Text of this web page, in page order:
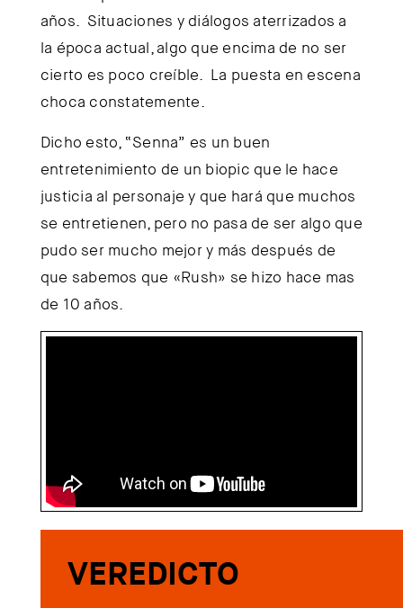
años. Situaciones y diálogos aterrizados a
la época actual, algo que encima de no ser
cierto es poco creíble. La puesta en escena
choca constatemente.
Dicho esto, “Senna” es un buen
entretenimiento de un biopic que le hace
justicia al personaje y que hará que muchos
se entretienen, pero no pasa de ser algo que
pudo ser mucho mejor y más después de
que sabemos que «Rush» se hizo hace mas
de 10 años.
VEREDICTO